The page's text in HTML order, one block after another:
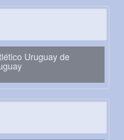
Uruguay de